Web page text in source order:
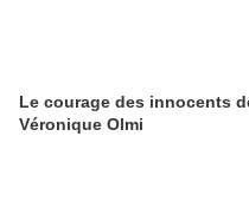
Le courage des innocents
Véronique Olmi